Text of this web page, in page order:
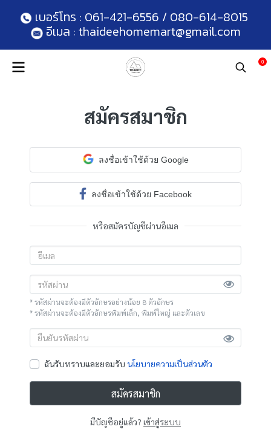
เบอร์โทร : 061-421-6556 / 080-614-8015
อีเมล : thaideehomemart@gmail.com
0
สมัครสมาชิก
ลงชื่อเข้าใช้ด้วย Google
ลงชื่อเข้าใช้ด้วย Facebook
หรือสมัครบัญชีผ่านอีเมล
* รหัสผ่านจะต้องมีตัวอักษรอย่างน้อย 8 ตัวอักษร
* รหัสผ่านจะต้องมีตัวอักษรพิมพ์เล็ก, พิมพ์ใหญ่ และตัวเลข
ฉันรับทราบและยอมรับ นโยบายความเป็นส่วนตัว
สมัครสมาชิก
มีบัญชีอยู่แล้ว? เข้าสู่ระบบ